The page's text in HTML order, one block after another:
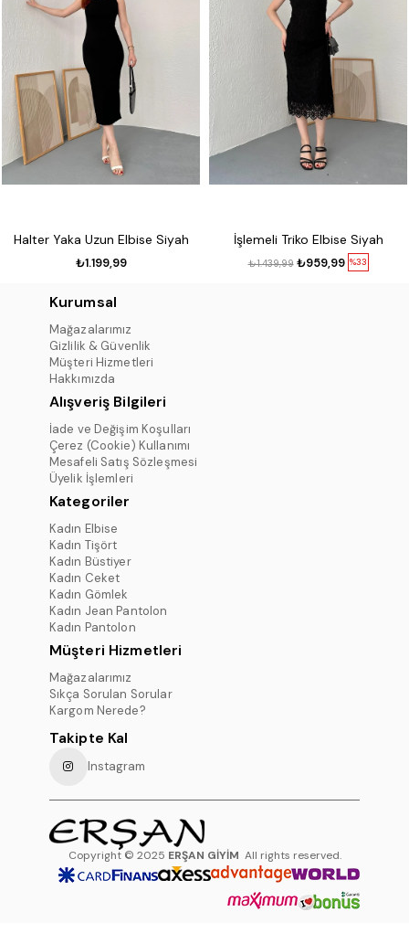
Halter Yaka Uzun Elbise Siyah
₺1.199,99
İşlemeli Triko Elbise Siyah
%33
₺959,99
₺1.439,99
Kurumsal
Mağazalarımız
Gizlilik & Güvenlik
Müşteri Hizmetleri
Hakkımızda
Alışveriş Bilgileri
İade ve Değişim Koşulları
Çerez (Cookie) Kullanımı
Mesafeli Satış Sözleşmesi
Üyelik İşlemleri
Kategoriler
Kadın Elbise
Kadın Tişört
Kadın Büstiyer
Kadın Ceket
Kadın Gömlek
Kadın Jean Pantolon
Kadın Pantolon
Müşteri Hizmetleri
Mağazalarımız
Sıkça Sorulan Sorular
Kargom Nerede?
Takipte Kal
Instagram
Copyright © 2025 ERŞAN GİYİM All rights reserved.